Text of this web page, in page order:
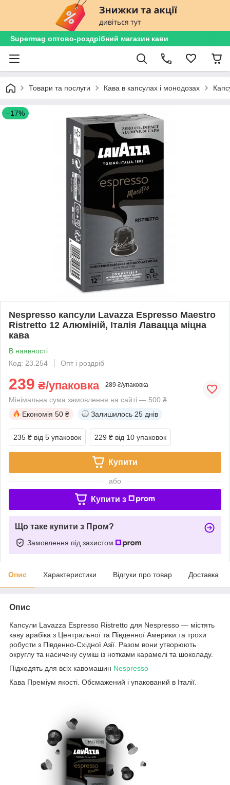
Supermag оптово-роздрібний магазин кави
Товари та послуги Кава в капсулах і монодозах
–17%
Nespresso капсули Lavazza Espresso Maestro
Ristretto 12 Алюміній, Італія Лавацца міцна
кава
В наявності
Код: 23.254
Опт і роздріб
239 ₴/упаковка 289 ₴/упаковка
Мінімальна сума замовлення на сайті — 500 ₴
Економія 50 ₴ Залишилось 25 днів
235 ₴ від 5 упаковок 229 ₴ від 10 упаковок
Купити
або
Купити з
Що таке купити з Пром?
Замовлення під захистом
Опис Характеристики Відгуки про товар Доставка
Опис
Капсули Lavazza Espresso Ristretto для Nespresso — містять
каву арабіка з Центральної та Південної Америки та трохи
робусти з Південно-Східної Азії. Разом вони утворюють
округлу та насичену суміш із нотками карамелі та шоколаду.
Підходять для всіх кавомашин Nespresso
Кава Преміум якості. Обсмажений і упакований в Італії.